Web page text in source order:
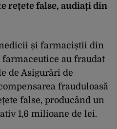
rețete false, audiați din
și farmaciștii din
au fraudat
de Asigurări de
frauduloasă
false, producând un
1,6 milioane de lei.